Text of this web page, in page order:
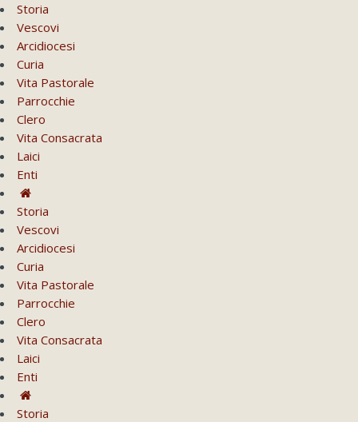
Storia
Vescovi
Arcidiocesi
Curia
Vita Pastorale
Parrocchie
Clero
Vita Consacrata
Laici
Enti
Storia
Vescovi
Arcidiocesi
Curia
Vita Pastorale
Parrocchie
Clero
Vita Consacrata
Laici
Enti
Storia